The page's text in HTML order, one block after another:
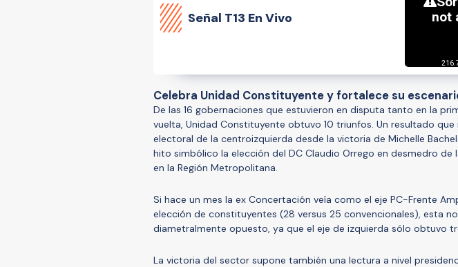
Señal T13 En Vivo
Celebra Unidad Constituyente y fortalece su
De las 16 gobernaciones que estuvieron en disputa tanto en la
vuelta, Unidad Constituyente obtuvo 10 triunfos. Un resultado
electoral de la centroizquierda desde la victoria de Michelle
hito simbólico la elección del DC Claudio Orrego en desmedro de
en la Región Metropolitana.
Si hace un mes la ex Concertación veía como el eje PC-Frente
elección de constituyentes (28 versus 25 convencionales), esta
diametralmente opuesto, ya que el eje de izquierda sólo obtuvo
La victoria del sector supone también una lectura a nivel